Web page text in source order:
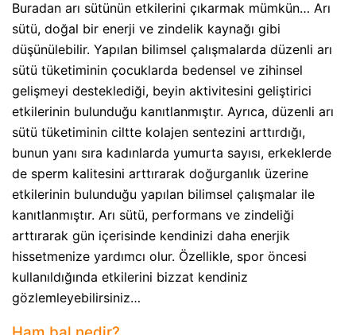
Buradan arı sütünün etkilerini çıkarmak mümkün… Arı
sütü, doğal bir enerji ve zindelik kaynağı gibi
düşünülebilir. Yapılan bilimsel çalışmalarda düzenli arı
sütü tüketiminin çocuklarda bedensel ve zihinsel
gelişmeyi desteklediği, beyin aktivitesini geliştirici
etkilerinin bulunduğu kanıtlanmıştır. Ayrıca, düzenli arı
sütü tüketiminin ciltte kolajen sentezini arttırdığı,
bunun yanı sıra kadınlarda yumurta sayısı, erkeklerde
de sperm kalitesini arttırarak doğurganlık üzerine
etkilerinin bulunduğu yapılan bilimsel çalışmalar ile
kanıtlanmıştır. Arı sütü, performans ve zindeliği
arttırarak gün içerisinde kendinizi daha enerjik
hissetmenize yardımcı olur. Özellikle, spor öncesi
kullanıldığında etkilerini bizzat kendiniz
gözlemleyebilirsiniz…